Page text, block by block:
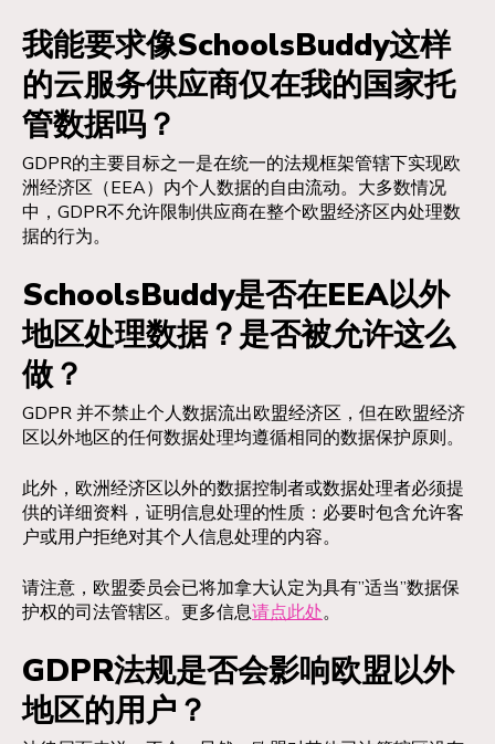
我能要求像SchoolsBuddy这样
的云服务供应商仅在我的国家托
管数据吗？
GDPR的主要目标之一是在统一的法规框架管辖下实现欧
洲经济区（EEA）内个人数据的自由流动。大多数情况
中，GDPR不允许限制供应商在整个欧盟经济区内处理数
据的行为。
SchoolsBuddy是否在EEA以外
地区处理数据？是否被允许这么
做？
GDPR 并不禁止个人数据流出欧盟经济区，但在欧盟经济
区以外地区的任何数据处理均遵循相同的数据保护原则。
此外，欧洲经济区以外的数据控制者或数据处理者必须提
供的详细资料，证明信息处理的性质：必要时包含允许客
户或用户拒绝对其个人信息处理的内容。
请注意，欧盟委员会已将加拿大认定为具有”适当”数据保
护权的司法管辖区。更多信息请点此处。
GDPR法规是否会影响欧盟以外
地区的用户？